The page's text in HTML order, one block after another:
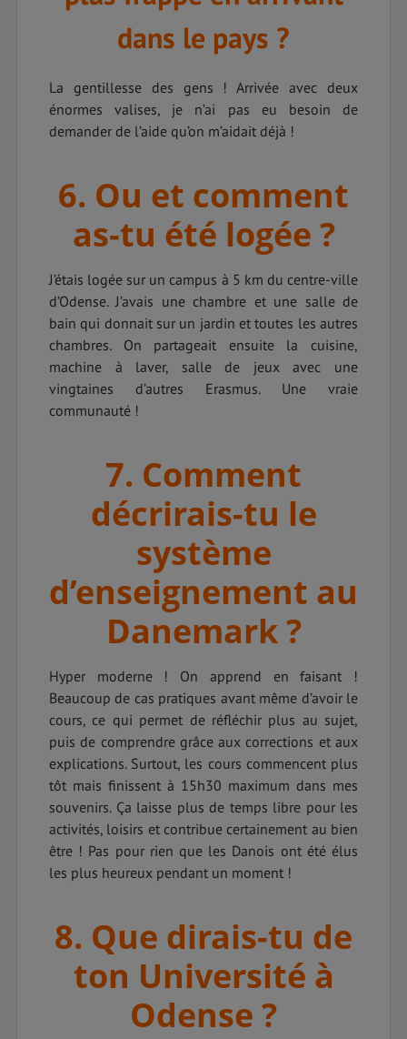
dans le pays ?
La gentillesse des gens ! Arrivée avec deux
énormes valises, je n’ai pas eu besoin de
demander de l’aide qu’on m’aidait déjà !
6. Ou et comment
as-tu été logée ?
J’étais logée sur un campus à 5 km du centre-ville
d’Odense. J’avais une chambre et une salle de
bain qui donnait sur un jardin et toutes les autres
chambres. On partageait ensuite la cuisine,
machine à laver, salle de jeux avec une
vingtaines d’autres Erasmus. Une vraie
communauté !
7. Comment
décrirais-tu le
système
d’enseignement au
Danemark ?
Hyper moderne ! On apprend en faisant !
Beaucoup de cas pratiques avant même d’avoir le
cours, ce qui permet de réfléchir plus au sujet,
puis de comprendre grâce aux corrections et aux
explications. Surtout, les cours commencent plus
tôt mais finissent à 15h30 maximum dans mes
souvenirs. Ça laisse plus de temps libre pour les
activités, loisirs et contribue certainement au bien
être ! Pas pour rien que les Danois ont été élus
les plus heureux pendant un moment !
8. Que dirais-tu de
ton Université à
Odense ?